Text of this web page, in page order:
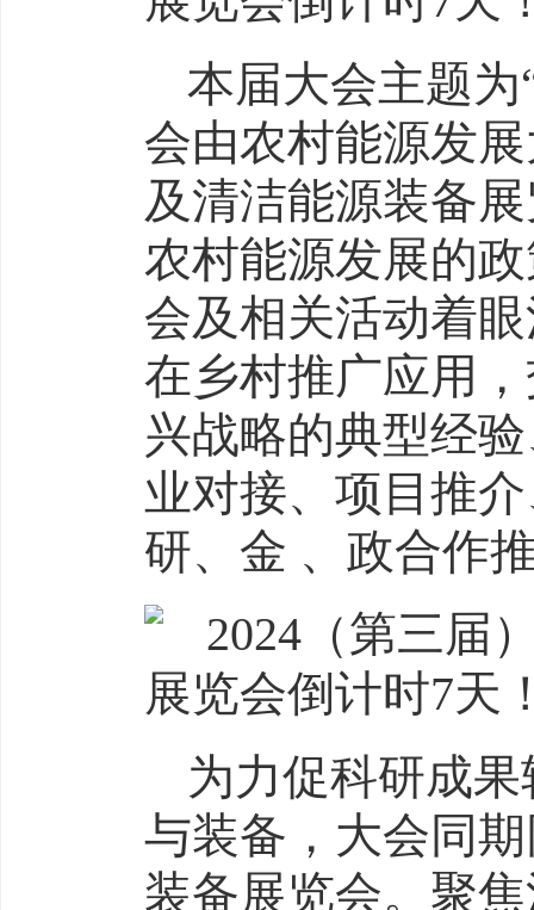
本届大会主题
会由农村能源发
及清洁能源装备
农村能源发展的
会及相关活动着
在乡村推广应用
兴战略的典型经
业对接、项目推
研、金 、政合作
为力促科研成
与装备，大会同
装备展览会。聚